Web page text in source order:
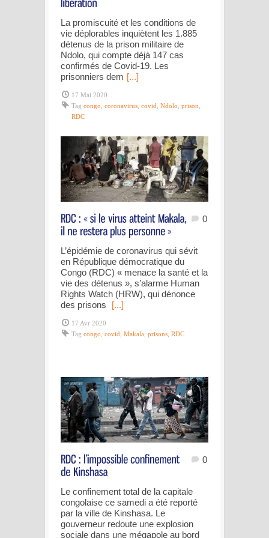
La promiscuité et les conditions de
vie déplorables inquiètent les 1.885
détenus de la prison militaire de
Ndolo, qui compte déjà 147 cas
confirmés de Covid-19. Les
prisonniers dem [...]
17 Mai 2020
Tag congo coronavirus covid Ndolo prison
RDC
0
L’épidémie de coronavirus qui sévit
en République démocratique du
Congo (RDC) « menace la santé et la
vie des détenus », s’alarme Human
Rights Watch (HRW), qui dénonce
des prisons
[...]
17 Avr 2020
Tag congo covid Makala prisons RDC
0
Le confinement total de la capitale
congolaise ce samedi a été reporté
par la ville de Kinshasa. Le
gouverneur redoute une explosion
sociale dans une mégapole au bord